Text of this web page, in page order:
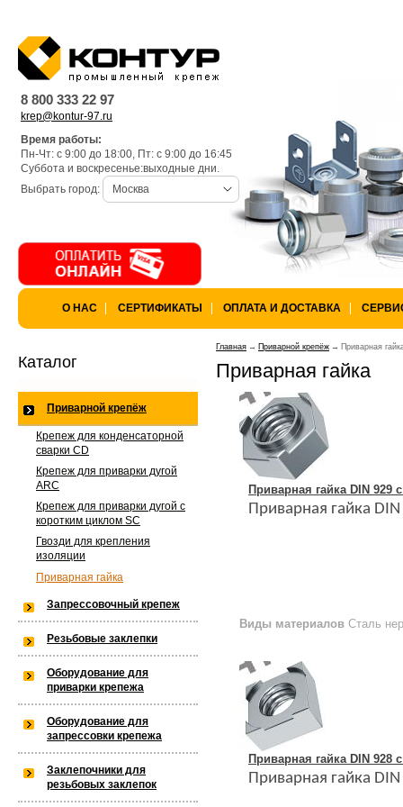
8 800 333 22 97
krep@kontur-97.ru
Время работы:
Пн-Чт: с 9:00 до 18:00, Пт: с 9:00 до 16:45
Суббота и воскресенье:выходные дни.
Выбрать город:
Москва
О НАС СЕРТИФИКАТЫ ОПЛАТА И ДОСТАВКА
Главная Приварной крепёж Приварная
Приварная гайка
Приварная гайка DIN 929
Приварная гайка
Виды материалов Сталь
Приварная гайка DIN
Приварная гайка
Каталог
Приварной крепёж
Крепеж для конденсаторной
сварки CD
Крепеж для приварки дугой
ARC
Крепеж для приварки дугой с
коротким циклом SC
Гвозди для крепления
изоляции
Приварная гайка
Запрессовочный крепеж
Резьбовые заклепки
Оборудование для
приварки крепежа
Оборудование для
запрессовки крепежа
Заклепочники для
резьбовых заклепок
Warning: is_dir(): open_basedir
k97/lang) is not within the
/var/www/privarka-k97/data/
k97.ru/bitrix/modules/main/lib/
Warning: is_dir(): open_basedir
not within the allowed path(s): (/
/var/www/privarka-k97/data/
k97.ru/bitrix/modules/main/lib/
Warning: is_dir(): open_basedir
within the allowed path(s): (/var/
/var/www/privarka-k97/data/
k97.ru/bitrix/modules/main/lib/
Warning: is_dir(): open_basedir
the allowed path(s): (/var/www/
k97/data/www/old.privarka-
k97.ru/bitrix/modules/main/lib/
Warning: is_dir(): open_basedir